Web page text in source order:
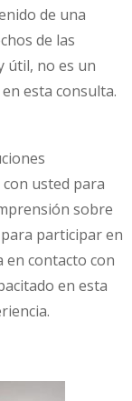
de una
de las
útil, no es un
esta consulta.
usted para
sobre
participar en
contacto con
en esta